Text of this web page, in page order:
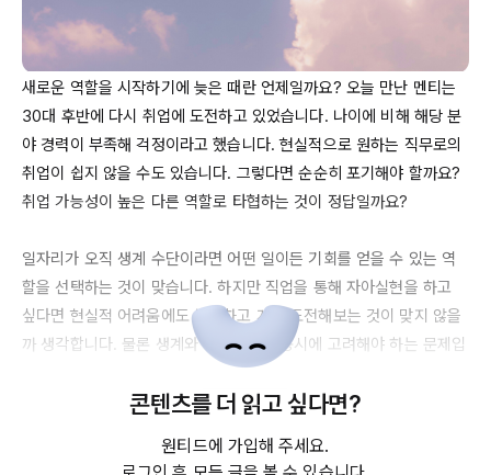
30대 후반에 다시 취업에 도전하고 있었습니다. 나이에 비해 해당 분
야 경력이 부족해 걱정이라고 했습니다. 현실적으로 원하는 직무로의
취업이 쉽지 않을 수도 있습니다. 그렇다면 순순히 포기해야 할까요?
취업 가능성이 높은 다른 역할로 타협하는 것이 정답일까요?
일자리가 오직 생계 수단이라면 어떤 일이든 기회를 얻을 수 있는 역
할을 선택하는 것이 맞습니다. 하지만 직업을 통해 자아실현을 하고
싶다면 현실적 어려움에도 불구하고 계속 도전해보는 것이 맞지 않을
까 생각합니다. 물론 생계와 자아실현은 동시에 고려해야 하는 문제입
니다. 어느 한쪽에 무게를 둔다면 무엇이 더 옳고 좋은지 쉽게 답하기
마음이 안타까웠습니다. 열심히 잘하고 싶은 마음이 가득한데 물리적
콘텐츠를 더 읽고 싶다면?
원티드에 가입해 주세요.